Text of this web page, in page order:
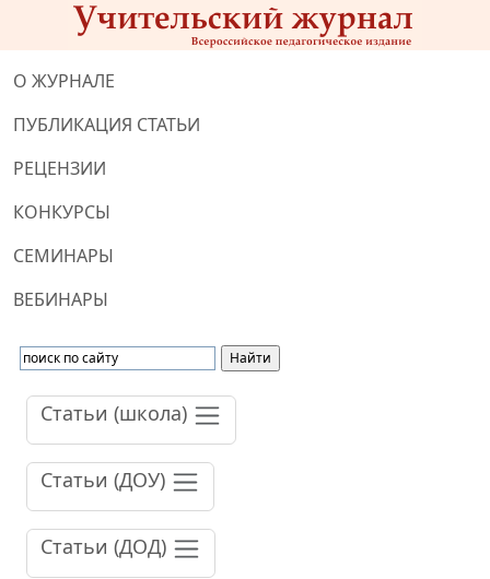
О ЖУРНАЛЕ
ПУБЛИКАЦИЯ СТАТЬИ
РЕЦЕНЗИИ
КОНКУРСЫ
СЕМИНАРЫ
ВЕБИНАРЫ
Статьи (школа)
Статьи (ДОУ)
Статьи (ДОД)